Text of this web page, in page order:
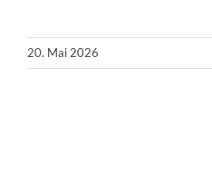
20. Mai 2026